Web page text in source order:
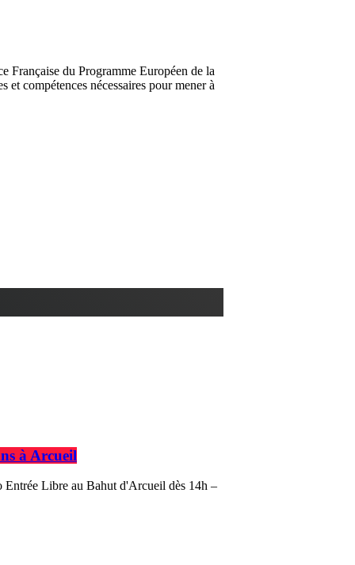
Française du Programme Européen de la
et compétences nécessaires pour mener à
à Arcueil
Entrée Libre au Bahut d'Arcueil dès 14h –